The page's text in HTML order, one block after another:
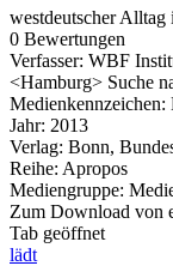
westdeutscher Alltag
0 Bewertungen
Verfasser: WBF
<Hamburg> Suche
Medienkennzeichen:
Jahr: 2013
Verlag: Bonn,
Reihe: Apropos
Mediengruppe:
Zum Download von
Tab geöffnet
lädt